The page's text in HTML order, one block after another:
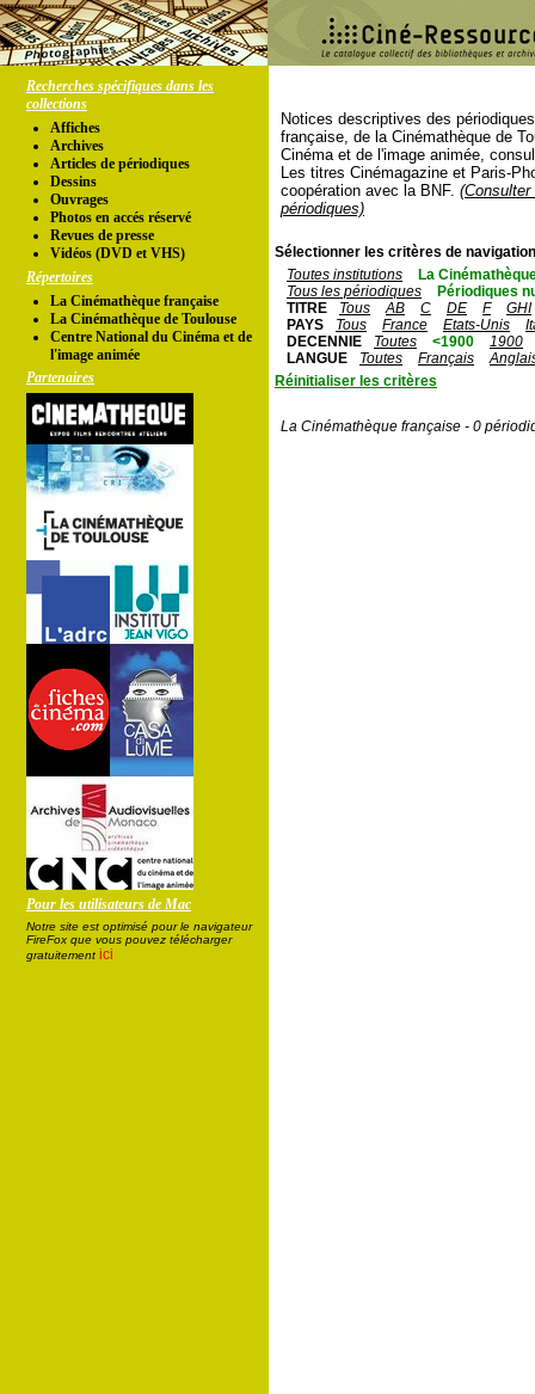
Recherches spécifiques dans les
collections
Affiches
Archives
Articles de périodiques
Dessins
Ouvrages
Photos en accés réservé
Revues de presse
Vidéos (DVD et VHS)
Répertoires
La Cinémathèque française
La Cinémathèque de Toulouse
Centre National du Cinéma et de
l'image animée
Partenaires
Pour les utilisateurs de Mac
Notre site est optimisé pour le navigateur
FireFox que vous pouvez télécharger
gratuitement ici
Notices descriptives des
française, de la Cinémathèque de
Cinéma et de l'image animée,
Les titres Cinémagazine et Paris-
coopération avec la BNF.
périodiques)
Sélectionner les critères de
Toutes institutions
La
Tous les périodiques
Périodiques
TITRE
Tous AB C DE F
GHI
PAYS
Tous France Etats-Unis
DECENNIE
Toutes <1900
1900
LANGUE
Toutes Français
Réinitialiser les critères
La Cinémathèque française - 0